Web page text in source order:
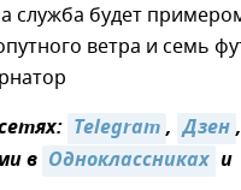
служба будет
ветра и семь
Telegram, Дзен,
в Одноклассниках и